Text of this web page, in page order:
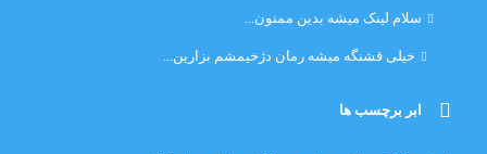
سلام لینک میشه بدین ممنون...
خیلی قشنگه میشه رمان دژخیمشم بزارین...
ابر برچسب ها